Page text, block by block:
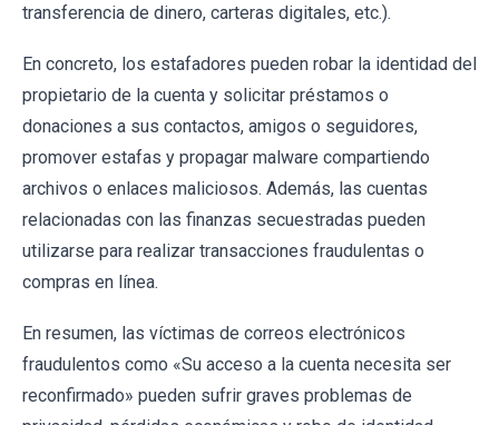
transferencia de dinero, carteras digitales, etc.).
En concreto, los estafadores pueden robar la identidad del
propietario de la cuenta y solicitar préstamos o
donaciones a sus contactos, amigos o seguidores,
promover estafas y propagar malware compartiendo
archivos o enlaces maliciosos. Además, las cuentas
relacionadas con las finanzas secuestradas pueden
utilizarse para realizar transacciones fraudulentas o
compras en línea.
En resumen, las víctimas de correos electrónicos
fraudulentos como «Su acceso a la cuenta necesita ser
reconfirmado» pueden sufrir graves problemas de